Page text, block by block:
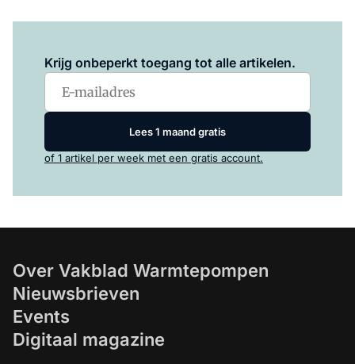
Krijg onbeperkt toegang tot alle artikelen.
Lees 1 maand gratis
of 1 artikel per week met een gratis account.
Over Vakblad Warmtepompen
Nieuwsbrieven
Events
Digitaal magazine